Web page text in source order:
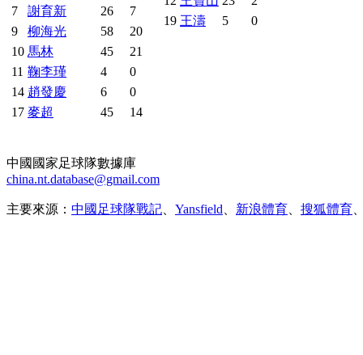
7
謝育新 26
7
9
柳海光 58
20
10 馬林 45
21
11 鞠李瑾 4
0
14 趙發慶 6
0
17 麥超 45 14
19 王濤 5 0
中國國家足球隊數據庫
china.nt.database@gmail.com
主要來源： 中國足球隊戰記 Yansfield 新浪體育 搜狐體育